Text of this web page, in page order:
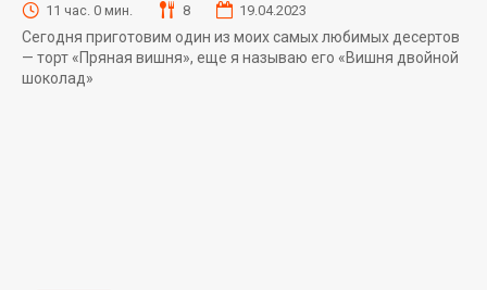
11 час. 0 мин. 8 19.04.2023
Сегодня приготовим один из моих самых любимых десертов
— торт «Пряная вишня», еще я называю его «Вишня двойной
шоколад»